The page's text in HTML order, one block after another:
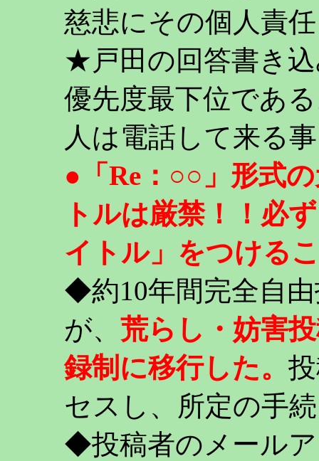
慈悲にその個人責
★戸田の回答書き
優先度最下位であ
人は電話して来る
●「Re：○○」形式
トルは厳禁！！必
イトル」をつける
◆約10年間完全自
が、 荒らし・妨害
録制に移行した。
セスし、所定の手
◆投稿者のメール